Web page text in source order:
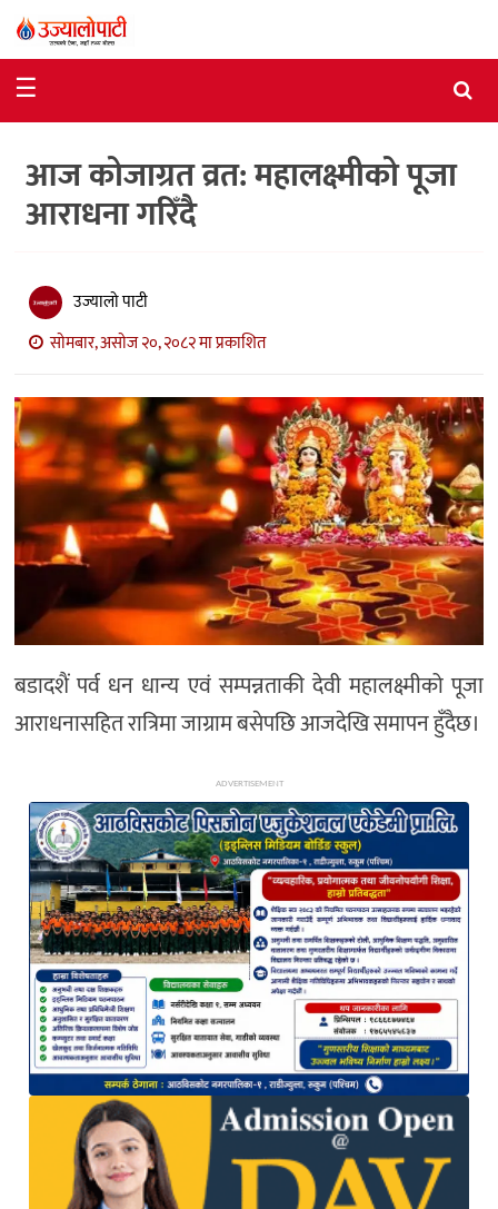
राजनीति
विशेष
आर्थिक
अन्तर्वार्ता
मनोरञ्जन
विज्ञान
प्रविधि
खेलकुद
अन्य
☰
आज कोजाग्रत व्रत: महालक्ष्मीको पूजा
आराधना गरिँदै
उज्यालो पाटी
सोमबार, असोज २०, २०८२ मा प्रकाशित
बडादशैं पर्व धन धान्य एवं सम्पन्नताकी देवी महालक्ष्मीको पूजा
आराधनासहित रात्रिमा जाग्राम बसेपछि आजदेखि समापन हुँदैछ।
ADVERTISEMENT